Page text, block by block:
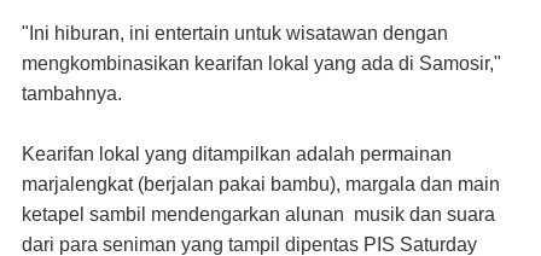
"Ini hiburan, ini entertain untuk wisatawan dengan
mengkombinasikan kearifan lokal yang ada di Samosir,"
tambahnya.
Kearifan lokal yang ditampilkan adalah permainan
marjalengkat (berjalan pakai bambu), margala dan main
ketapel sambil mendengarkan alunan musik dan suara
dari para seniman yang tampil dipentas PIS Saturday